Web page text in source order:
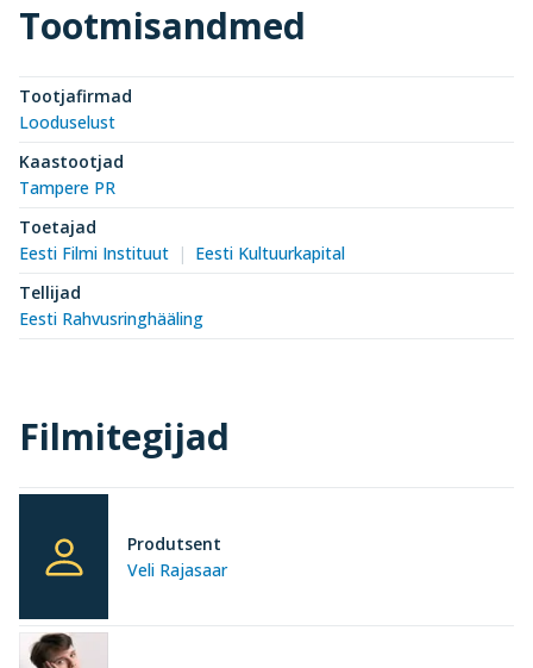
Tootmisandmed
Tootjafirmad
Looduselust
Kaastootjad
Tampere PR
Toetajad
Eesti Filmi Instituut
Eesti Kultuurkapital
Tellijad
Eesti Rahvusringhääling
Filmitegijad
Veli Rajasaar
Produtsent